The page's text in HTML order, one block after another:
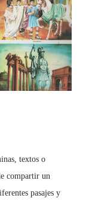
. Son 230
textos o
compartir un
pasajes y